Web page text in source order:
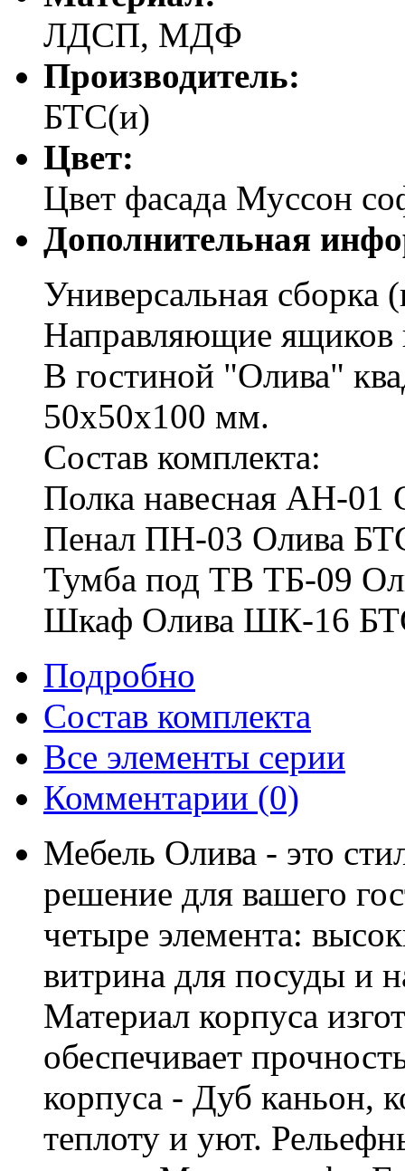
ЛДСП, МДФ
Производитель:
БТС(и)
Цвет:
Цвет фасада Муссон
Дополнительная
Универсальная сборка
Направляющие ящиков
В гостиной "Олива"
50х50х100 мм.
Состав комплекта:
Полка навесная АН-01
Пенал ПН-03 Олива
Тумба под ТВ ТБ-09
Шкаф Олива ШК-16
Подробно
Состав комплекта
Все элементы серии
Комментарии (0)
Мебель Олива - это
решение для вашего
четыре элемента:
витрина для посуды и
Материал корпуса
обеспечивает
корпуса - Дуб каньон,
теплоту и уют.